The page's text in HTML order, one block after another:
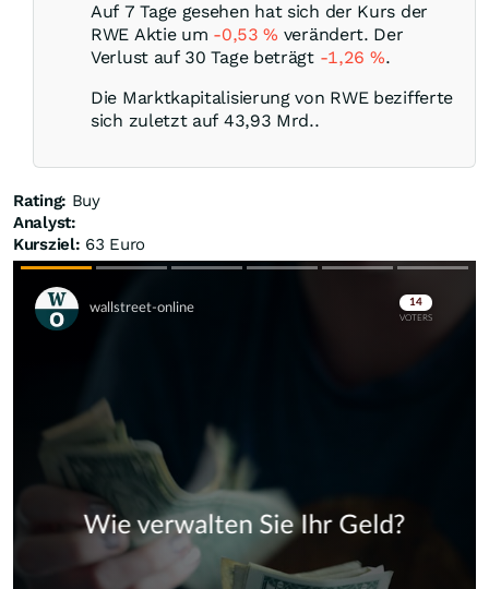
Auf 7 Tage gesehen hat sich der Kurs der
RWE Aktie um -0,53% verändert. Der
Verlust auf 30 Tage beträgt -1,26 %.
Die Marktkapitalisierung von RWE bezifferte
sich zuletzt auf 43,93 Mrd..
Rating: Buy
Analyst:
Kursziel: 63 Euro
Skip